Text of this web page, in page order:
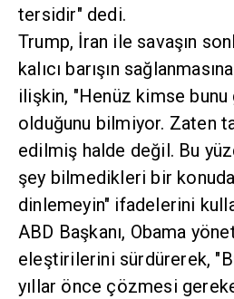
tersidir" dedi.
Trump, İran ile savaşın
kalıcı barışın
ilişkin, "Henüz kimse
olduğunu bilmiyor. Zaten
edilmiş halde değil. Bu
şey bilmedikleri bir
dinlemeyin" ifadelerini
ABD Başkanı, Obama
eleştirilerini sürdürerek,
yıllar önce çözmesi